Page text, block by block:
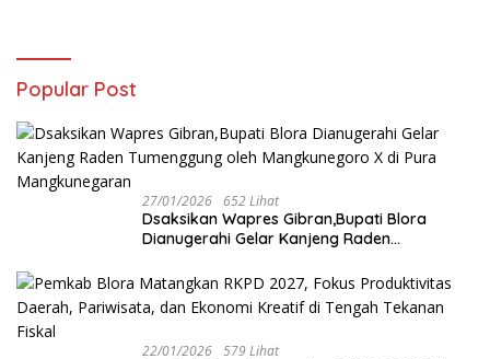
Popular Post
27/01/2026 652 Lihat
‎Dsaksikan Wapres Gibran,Bupati Blora
Dianugerahi Gelar Kanjeng Raden
Mangkunegaran
22/01/2026 579 Lihat